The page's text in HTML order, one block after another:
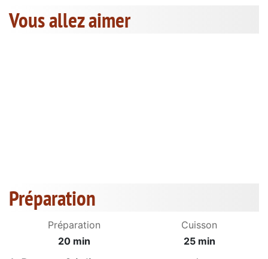
Vous allez aimer
Préparation
Préparation
20 min
Cuisson
25 min